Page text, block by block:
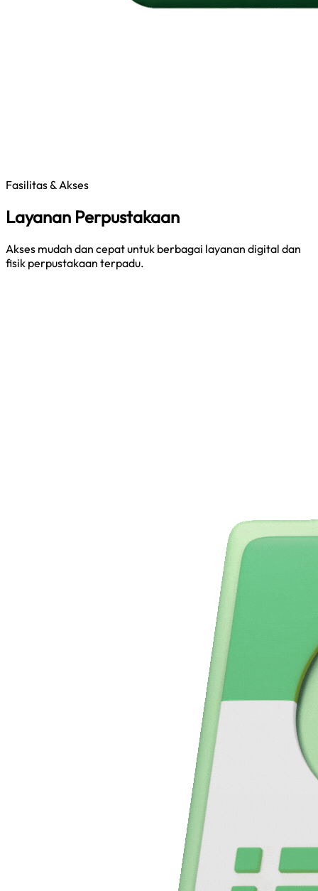
Fasilitas & Akses
Layanan Perpustakaan
Akses mudah dan cepat untuk berbagai layanan digital dan
fisik perpustakaan terpadu.